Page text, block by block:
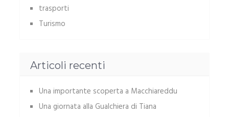
trasporti
Turismo
Articoli recenti
Una importante scoperta a Macchiareddu
Una giornata alla Gualchiera di Tiana